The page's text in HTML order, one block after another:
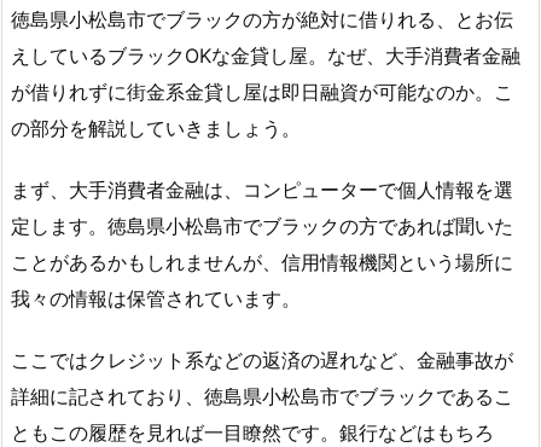
徳島県小松島市でブラックの方が絶対に借りれる、とお伝
えしているブラックOKな金貸し屋。なぜ、大手消費者金融
が借りれずに街金系金貸し屋は即日融資が可能なのか。こ
の部分を解説していきましょう。
まず、大手消費者金融は、コンピューターで個人情報を選
定します。徳島県小松島市でブラックの方であれば聞いた
ことがあるかもしれませんが、信用情報機関という場所に
我々の情報は保管されています。
ここではクレジット系などの返済の遅れなど、金融事故が
詳細に記されており、徳島県小松島市でブラックであるこ
ともこの履歴を見れば一目瞭然です。銀行などはもちろ